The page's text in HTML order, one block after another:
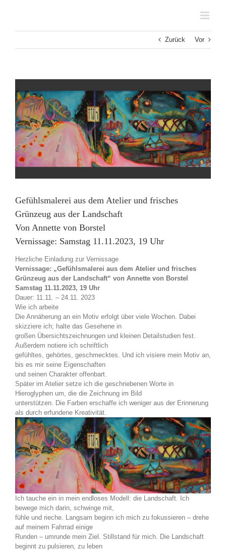
Zurück Vor
grösseres
Bild
Gefühlsmalerei aus dem Atelier und frisches
Grünzeug aus der Landschaft
Von Annette von Borstel
Vernissage: Samstag 11.11.2023, 19 Uhr
Herzliche Einladung zur Vernissage
Vernissage: „Gefühlsmalerei aus dem Atelier und frisches
Grünzeug aus der Landschaft“ von Annette von Borstel
Samstag 11.11.2023, 19 Uhr
Dauer: 11.11. – 24.11. 2023
Wie ich arbeite
Die Annäherung an ein Motiv erfolgt über viele Wochen. Dabei
skizziere ich; halte das Gesehene in
großen Übersichtszeichnungen und kleinen Detailstudien fest.
Außerdem notiere ich schriftlich
gefühltes, gehörtes, geschmecktes. Und ich visiere mein Motiv an,
bis es mir seine Eigenschaften
und seinen Charakter offenbart.
Später im Atelier setze ich die geschriebenen Worte in
Hieroglyphen um, die die Zeichnung im Bild
unterstützen. Die Farben erschaffe ich weniger aus der Erinnerung
als durch erfundene Kreativität.
Ich tauche ein in mein endloses Modell: die Landschaft. Ich
bewege mich darin, schwinge mit,
fühle und rieche. Langsam beginn ich mich zu fokussieren – drehe
auf meinem Fahrrad einige
Runden – umrunde mein Ziel. Stillstand für mich. Die Landschaft
beginnt zu pulsieren, zu leben